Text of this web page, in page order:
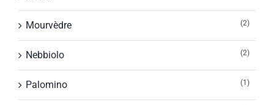
Mourvèdre (2)
Nebbiolo (2)
Palomino (1)